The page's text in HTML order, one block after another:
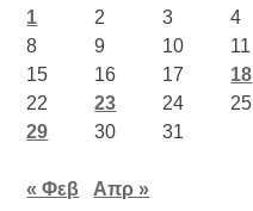
1
2 3 4
8
9 10 11
15
16 17 18
22
23 24 25
29
30 31
« Φεβ Απρ »